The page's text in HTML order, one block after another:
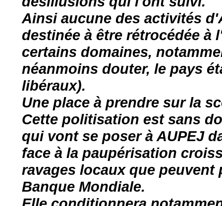
Ainsi aucune des activités
destinée à être rétrocédée
certains domaines,
néanmoins douter, le pays
libéraux).
Une place à prendre sur la
Cette politisation est sans
qui vont se poser à AUPEJ
face à la paupérisation
ravages locaux que peuvent
Banque Mondiale.